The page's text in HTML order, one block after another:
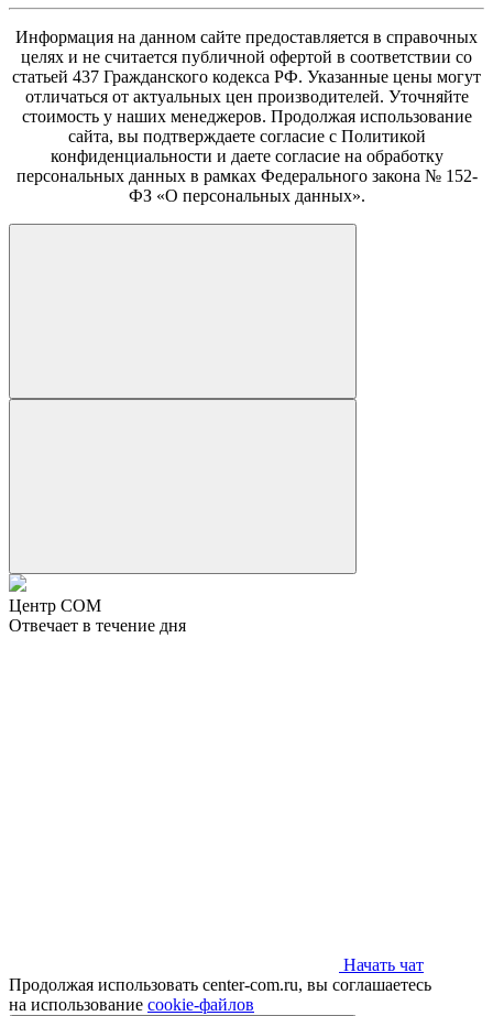
Информация на данном сайте предоставляется в справочных
целях и не считается публичной офертой в соответствии со
статьей 437 Гражданского кодекса РФ. Указанные цены могут
отличаться от актуальных цен производителей. Уточняйте
стоимость у наших менеджеров. Продолжая использование
сайта, вы подтверждаете согласие с Политикой
конфиденциальности и даете согласие на обработку
персональных данных в рамках Федерального закона № 152-
ФЗ «О персональных данных».
Центр СОМ
Отвечает в течение дня
Начать чат
Продолжая использовать center-com.ru, вы соглашаетесь
на использование cookie-файлов